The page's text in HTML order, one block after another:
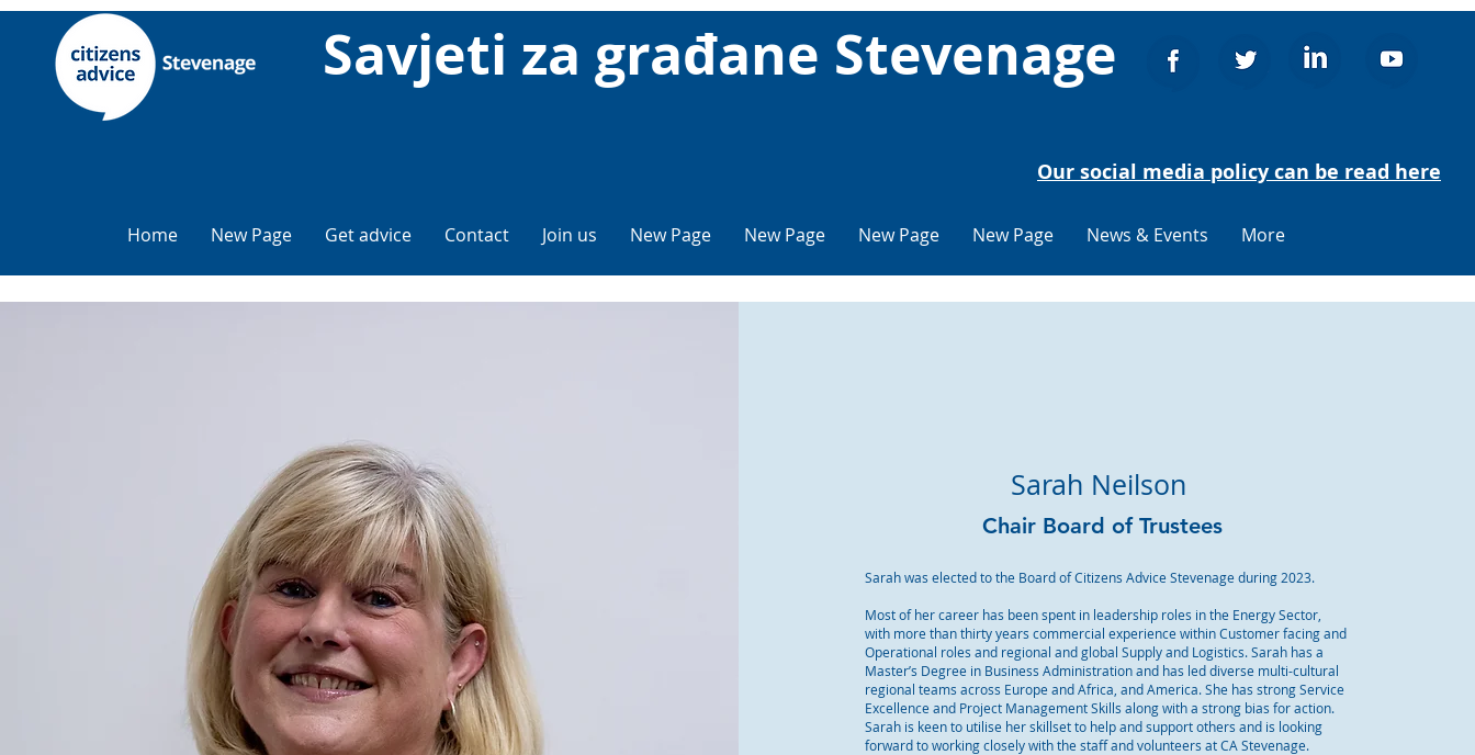
Savjeti za građane Stevenage
Our social media policy can be read here
Home New Page Get advice Contact Join us New Page New Page New Page New Page News & Events More
Sarah Neilson
Chair Board of Trustees
Sarah was elected to the Board of Citizens Advice Stevenage during 2023.
Most of her career has been spent in leadership roles in the Energy Sector,
with more than thirty years commercial experience within Customer facing and
Operational roles and regional and global Supply and Logistics. Sarah has a
Master’s Degree in Business Administration and has led diverse multi-cultural
regional teams across Europe and Africa, and America. She has strong Service
Excellence and Project Management Skills along with a strong bias for action.
Sarah is keen to utilise her skillset to help and support others and is looking
forward to working closely with the staff and volunteers at CA Stevenage.